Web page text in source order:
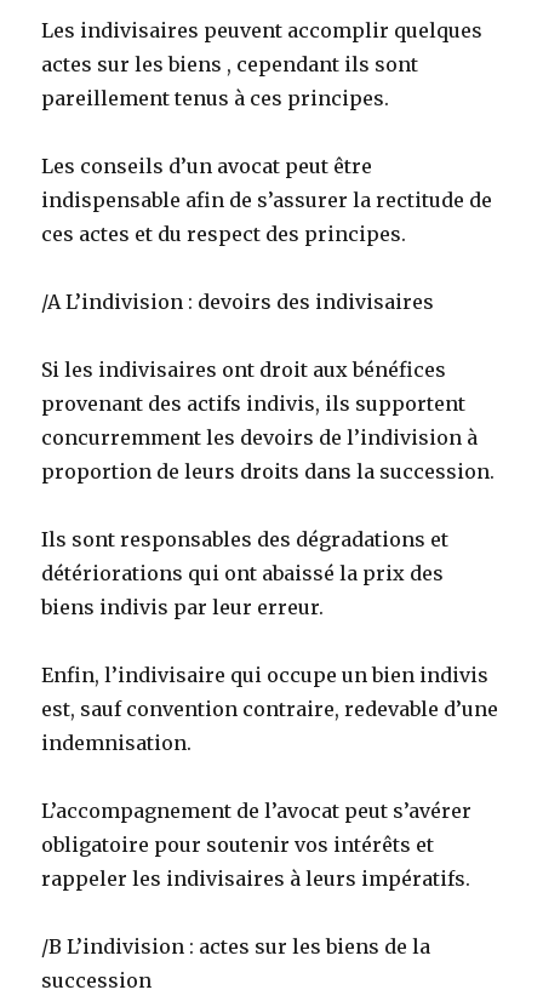
Les indivisaires peuvent accomplir quelques
actes sur les biens , cependant ils sont
pareillement tenus à ces principes.
Les conseils d’un avocat peut être
indispensable afin de s’assurer la rectitude de
ces actes et du respect des principes.
/A L’indivision : devoirs des indivisaires
Si les indivisaires ont droit aux bénéfices
provenant des actifs indivis, ils supportent
concurremment les devoirs de l’indivision à
proportion de leurs droits dans la succession.
Ils sont responsables des dégradations et
détériorations qui ont abaissé la prix des
biens indivis par leur erreur.
Enfin, l’indivisaire qui occupe un bien indivis
est, sauf convention contraire, redevable d’une
indemnisation.
L’accompagnement de l’avocat peut s’avérer
obligatoire pour soutenir vos intérêts et
rappeler les indivisaires à leurs impératifs.
/B L’indivision : actes sur les biens de la
succession